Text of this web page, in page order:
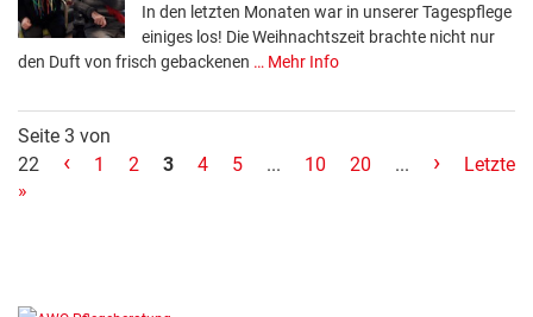
In den letzten Monaten war in unserer Tagespflege
einiges los! Die Weihnachtszeit brachte nicht nur
den Duft von frisch gebackenen … Mehr Info
Seite 3 von
22
‹ 1 2 3 4 5 ... 10 20 ... ›
Letzte
»